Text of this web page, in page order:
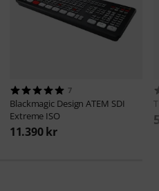
7
Blackmagic DesignATEM SDI
Extreme ISO
11.390 kr